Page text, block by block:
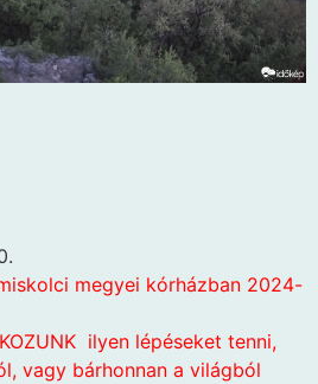
megyei kórházban 2024-
ilyen lépéseket tenni,
vagy bárhonnan a világból